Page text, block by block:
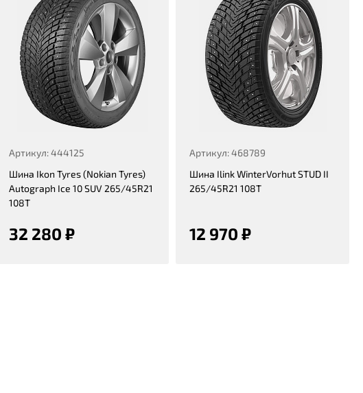
Артикул: 444125
Шина Ikon Tyres (Nokian Tyres)
Autograph Ice 10 SUV 265/45R21
108T
32 280 ₽
Артикул: 468789
Шина Ilink WinterVorhut STUD II
265/45R21 108T
12 970 ₽